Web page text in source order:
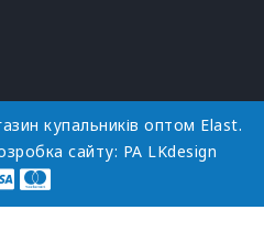
купальників оптом Elast.
сайту: РА LKdesign